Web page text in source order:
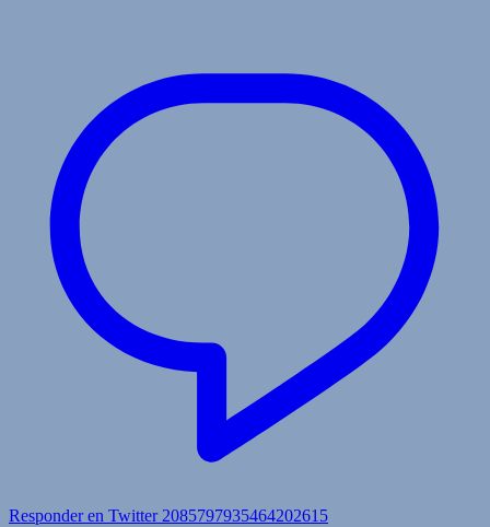
Responder en Twitter 2085797935464202615